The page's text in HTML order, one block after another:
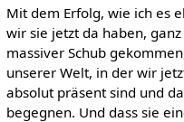
Mit dem Erfolg, wie ich es
wir sie jetzt da haben,
massiver Schub
unserer Welt, in der wir
absolut präsent sind und
begegnen. Und dass sie